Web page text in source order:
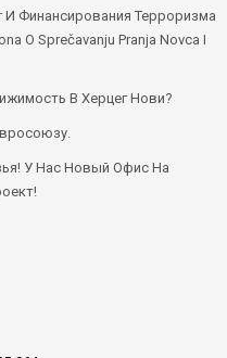
Финансирования Терроризма
O Sprečavanju Pranja Novca I
В Херцег Нови?
У Нас Новый Офис На